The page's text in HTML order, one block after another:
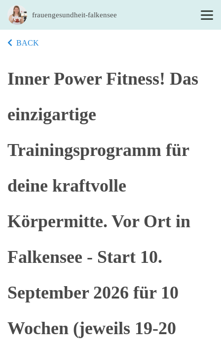
frauengesundheit-falkensee
BACK
Inner Power Fitness! Das
einzigartige
Trainingsprogramm für
deine kraftvolle
Körpermitte. Vor Ort in
Falkensee - Start 10.
September 2026 für 10
Wochen (jeweils 19-20